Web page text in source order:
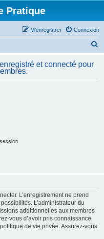
Pratique
Connexion
M’enregistrer
h
et connecté pour
L’enregistrement ne prend
L’administrateur du
additionnelles aux membres
vous d’avoir pris connaissance
de vie privée. Assurez-vous